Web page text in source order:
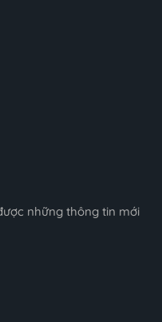
những thông tin mới